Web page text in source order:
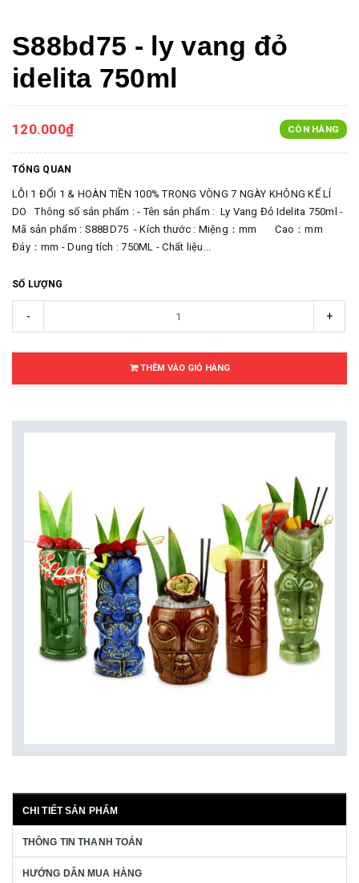
S88bd75 - ly vang đỏ
idelita 750ml
120.000₫ CÒN HÀNG
TỔNG QUAN
LỖI 1 ĐỔI 1 & HOÀN TIỀN 100% TRONG VÒNG 7 NGÀY KHÔNG KỂ LÍ
DO Thông số sản phẩm : - Tên sản phẩm : Ly Vang Đỏ Idelita 750ml -
Mã sản phẩm : S88BD75 - Kích thước : Miệng：mm Cao：mm
Đáy：mm - Dung tích : 750ML - Chất liệu...
SỐ LƯỢNG
- +
THÊM VÀO GIỎ HÀNG
CHI TIẾT SẢN PHẨM
THÔNG TIN THANH TOÁN
HƯỚNG DẪN MUA HÀNG